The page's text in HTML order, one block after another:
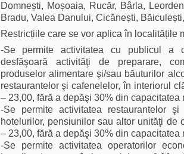
Domnești, Moșoaia, Rucăr, Bârla,
Bradu, Valea Danului, Cicănești,
Restricțiile care se vor aplica în localitățile
-Se permite activitatea cu publicul a
desfăşoară activităţi de preparare,
produselor alimentare şi/sau băuturilor
restaurantelor şi cafenelelor, în interiorul
– 23,00, fără a depăşi 30% din capacitatea
-Se permite activitatea restaurantelor
hotelurilor, pensiunilor sau altor unităţi de
– 23,00, fără a depăşi 30% din capacitatea
-Se permite activitatea operatorilor